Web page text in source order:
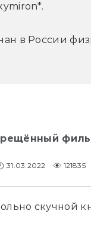
в России
31.03.2022 121835
скучной